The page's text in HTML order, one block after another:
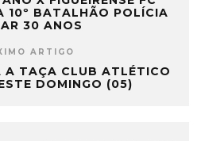
10º BATALHÃO POLÍCIA
30 ANOS
ARTIGO
A TAÇA CLUB ATLÉTICO
DOMINGO (05)